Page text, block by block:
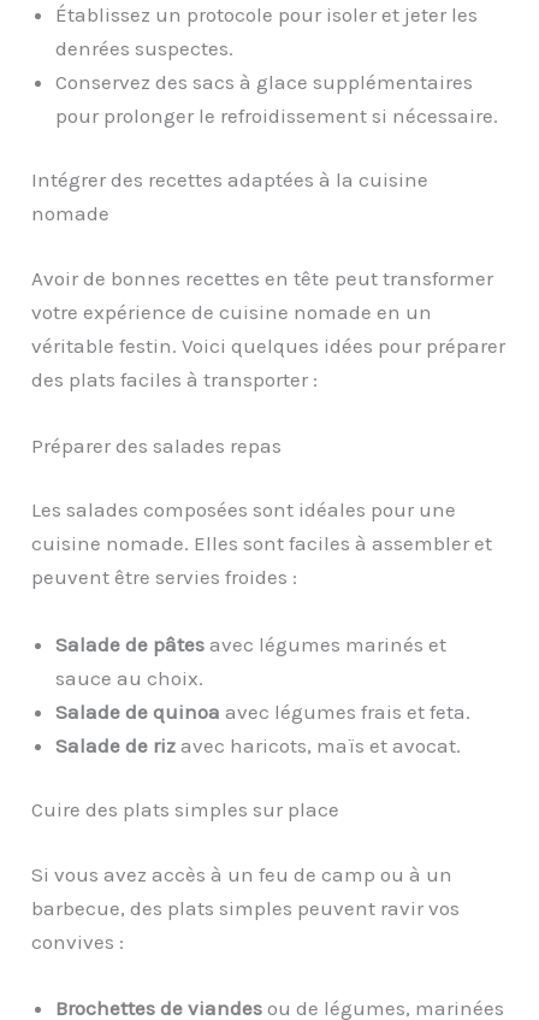
Établissez un protocole pour isoler et jeter les
denrées suspectes.
Conservez des sacs à glace supplémentaires
pour prolonger le refroidissement si nécessaire.
Intégrer des recettes adaptées à la cuisine
nomade
Avoir de bonnes recettes en tête peut transformer
votre expérience de cuisine nomade en un
véritable festin. Voici quelques idées pour préparer
des plats faciles à transporter :
Préparer des salades repas
Les salades composées sont idéales pour une
cuisine nomade. Elles sont faciles à assembler et
peuvent être servies froides :
Salade de pâtes avec légumes marinés et
sauce au choix.
Salade de quinoa avec légumes frais et feta.
Salade de riz avec haricots, maïs et avocat.
Cuire des plats simples sur place
Si vous avez accès à un feu de camp ou à un
barbecue, des plats simples peuvent ravir vos
convives :
Brochettes de viandes ou de légumes, marinées